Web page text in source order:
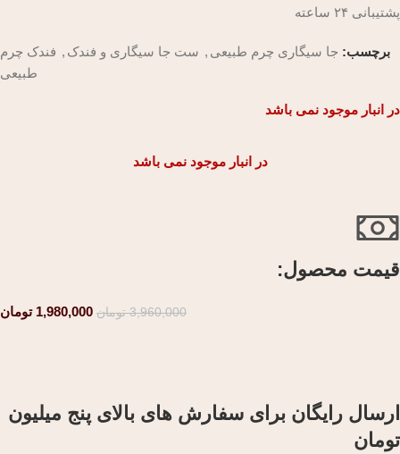
پشتیبانی ۲۴ ساعته
برچسب: جا سیگاری چرم طبیعی , ست جا سیگاری و فندک , فندک چرم
طبیعی
در انبار موجود نمی باشد
در انبار موجود نمی باشد
قیمت محصول:​
3,960,000 تومان 1,980,000 تومان
ارسال رایگان برای سفارش های بالای پنج میلیون
تومان